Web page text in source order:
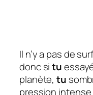
Il n’y a pas de
donc situ
planète,tu
pression intense